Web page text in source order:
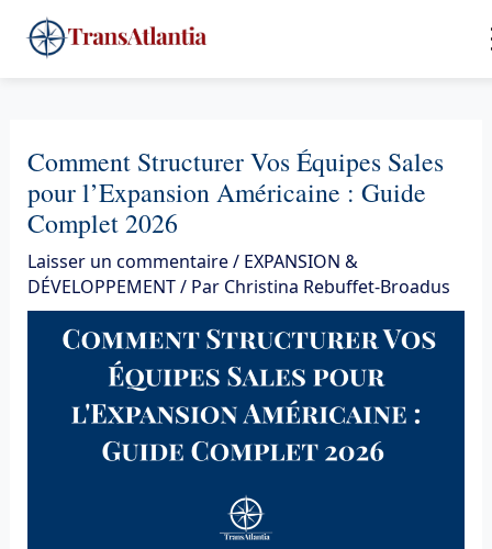
au
contenu
Comment Structurer Vos Équipes Sales
pour l’Expansion Américaine : Guide
Complet 2026
Laisser un commentaire/ EXPANSION &
DÉVELOPPEMENT/ Par Christina Rebuffet-Broadus